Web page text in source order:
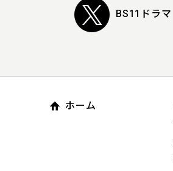
BS11ドラマ
ホーム